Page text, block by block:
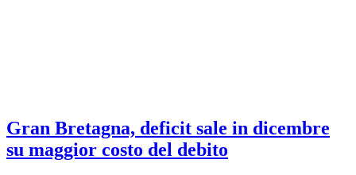
Gran Bretagna, deficit sale in dicembre
su maggior costo del debito